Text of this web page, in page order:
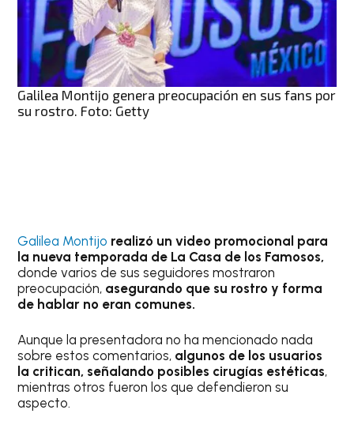
Galilea Montijo genera preocupación en sus fans por
su rostro. Foto: Getty
Galilea Montijo realizó un video promocional para
la nueva temporada de La Casa de los Famosos,
donde varios de sus seguidores mostraron
preocupación, asegurando que su rostro y forma
de hablar no eran comunes.
Aunque la presentadora no ha mencionado nada
sobre estos comentarios, algunos de los usuarios
la critican, señalando posibles cirugías estéticas,
mientras otros fueron los que defendieron su
aspecto.